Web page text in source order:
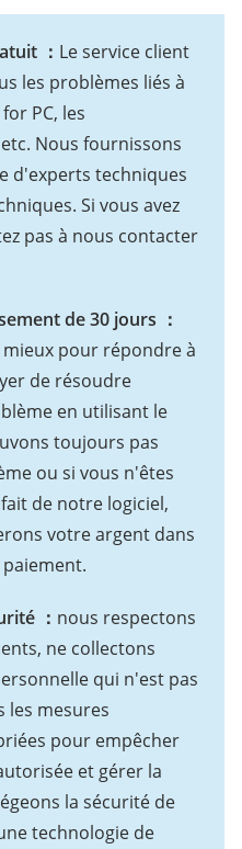
： Le service client
les problèmes liés à
PC, les
Nous fournissons
d'experts techniques
Si vous avez
pas à nous contacter
de 30 jours ：
pour répondre à
de résoudre
en utilisant le
toujours pas
ou si vous n'êtes
de notre logiciel,
votre argent dans
： nous respectons
ne collectons
qui n'est pas
les mesures
pour empêcher
et gérer la
la sécurité de
technologie de